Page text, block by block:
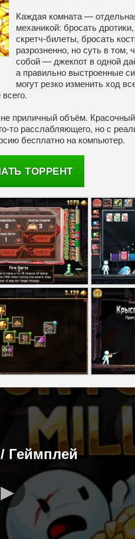
Каждая комната —
механикой: бросать
скретч-билеты, бросать
разрозненно, но суть в
собой — джекпот в одной
а правильно выстроенные
могут резко изменить ход
приличный объём.
то расслабляющего, но с
бесплатно на компьютер.
ТОРРЕНТ
Геймплей